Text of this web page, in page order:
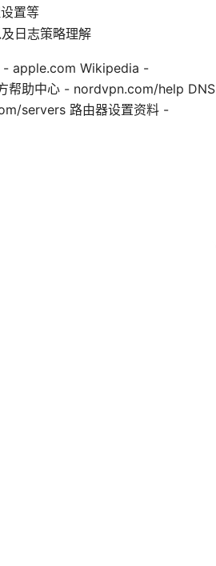
置等
日志策略理解
- apple.com Wikipedia -
助中心 - nordvpn.com/help DNS
servers 路由器设置资料 -